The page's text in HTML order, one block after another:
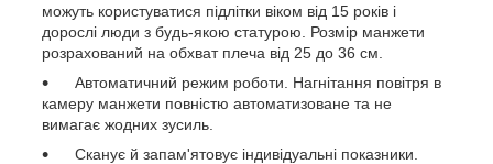
можуть користуватися підлітки віком від 15 років і
дорослі люди з будь-якою статурою. Розмір манжети
розрахований на обхват плеча від 25 до 36 см.
Автоматичний режим роботи. Нагнітання повітря в
камеру манжети повністю автоматизоване та не
вимагає жодних зусиль.
Сканує й запам'ятовує індивідуальні показники.